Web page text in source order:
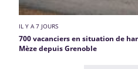
IL Y A 7 JOURS
700 vacanciers en situation de
Mèze depuis Grenoble